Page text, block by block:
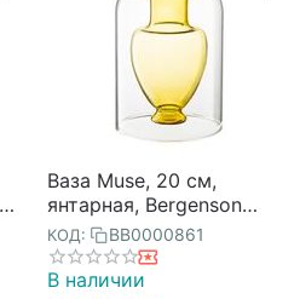
Ваза Muse, 20 см,
янтарная, Bergenson
Bjorn
КОД: BB0000861
В наличии